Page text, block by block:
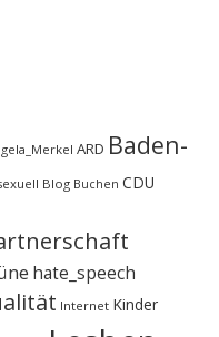
ARD Baden-
Blog Buchen CDU
hate_speech
Internet Kinder